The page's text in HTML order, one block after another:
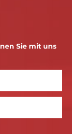
Sie mit uns